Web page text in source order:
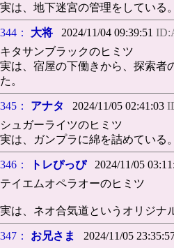
実は、地下迷宮の管理をしている。
344： 大将 2024/11/04 09:39:51
キタサンブラックのヒミツ
実は、宿屋の下働きから、探索者
た。
345： アナタ 2024/11/05 02:41:03
シュガーライツのヒミツ
実は、ガンプラに綿を詰めている。
346： トレぴっぴ2024/11/05
テイエムオペラオーのヒミツ
実は、ネオ合気道というオリジナ
347： お兄さま 2024/11/05